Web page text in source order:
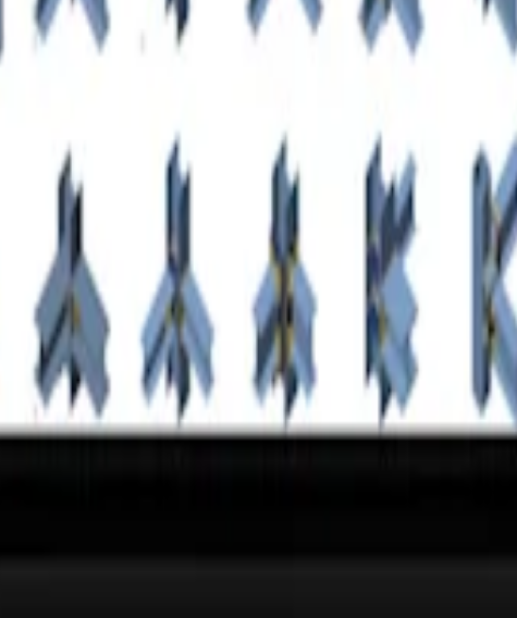
Žiletka prochází HSS nosníkem. Smyková síla působí v místě šroubů.
světové databázi ocelových přípojů.